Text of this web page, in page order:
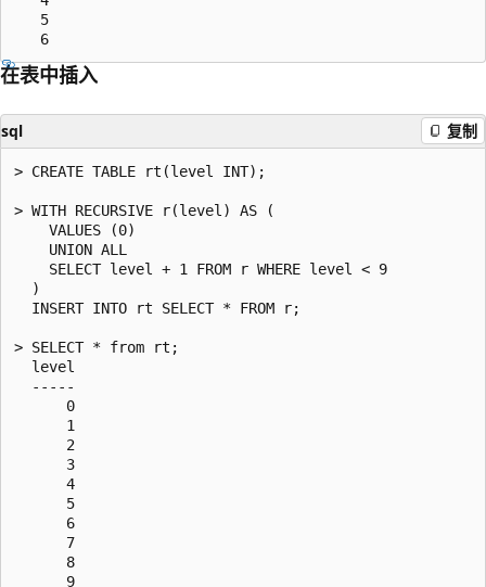
   5
在表中插入
sql 复制
> CREATE TABLE rt(level INT);
> WITH RECURSIVE r(level) AS (
    VALUES (0)
    UNION ALL
    SELECT level + 1 FROM r WHERE level < 9
  )
  INSERT INTO rt SELECT * FROM r;
> SELECT * from rt;
  level
  -----
      0
      1
      2
      3
      4
      5
      6
      7
      8